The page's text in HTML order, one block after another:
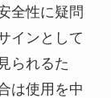
全性に疑問
インとして
られるた
は使用を中